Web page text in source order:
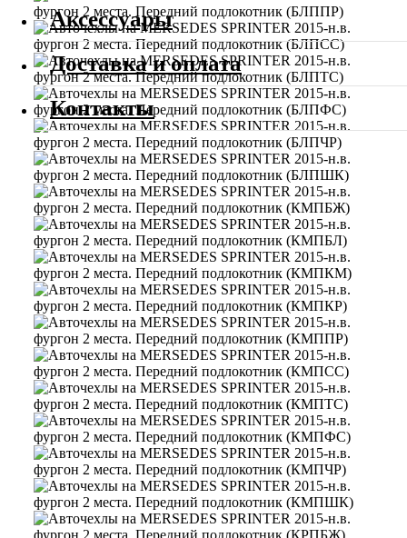
Аксессуары
Доставка и оплата
Контакты